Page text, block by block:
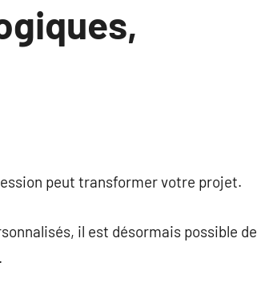
peut transformer votre projet.
il est désormais possible de